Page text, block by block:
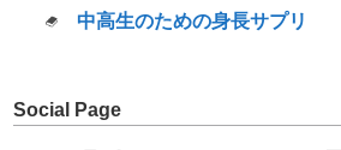
中高生のための身長サプリ
Social Page